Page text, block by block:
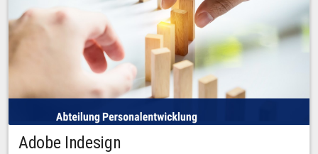
Adobe Indesign